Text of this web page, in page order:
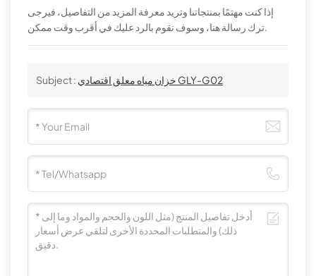
إذا كنت مهتمًا بمنتجاتنا وتريد معرفة المزيد من التفاصيل، فيرجى
ترك رسالة هنا، وسوف نقوم بالرد عليك في أقرب وقت ممكن.
Subject : خزان مياه معلق اقتصادي GLY-G02